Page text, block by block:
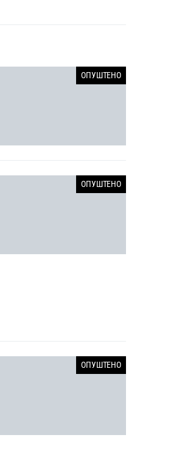
ОПУШТЕНО
ОПУШТЕНО
ОПУШТЕНО